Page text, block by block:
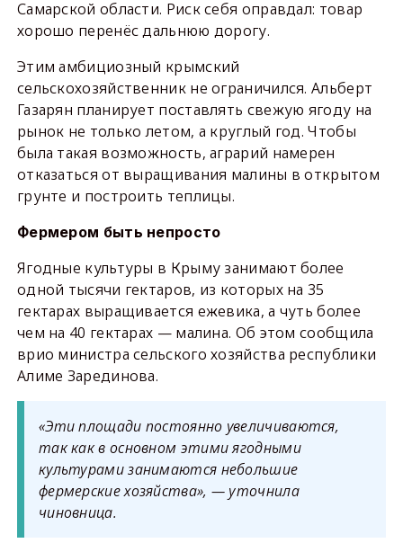
Самарской области. Риск себя оправдал: товар
хорошо перенёс дальнюю дорогу.
Этим амбициозный крымский
сельскохозяйственник не ограничился. Альберт
Газарян планирует поставлять свежую ягоду на
рынок не только летом, а круглый год. Чтобы
была такая возможность, аграрий намерен
отказаться от выращивания малины в открытом
грунте и построить теплицы.
Фермером быть непросто
Ягодные культуры в Крыму занимают более
одной тысячи гектаров, из которых на 35
гектарах выращивается ежевика, а чуть более
чем на 40 гектарах — малина. Об этом сообщила
врио министра сельского хозяйства республики
Алиме Зарединова.
«Эти площади постоянно увеличиваются,
так как в основном этими ягодными
культурами занимаются небольшие
фермерские хозяйства», — уточнила
чиновница.